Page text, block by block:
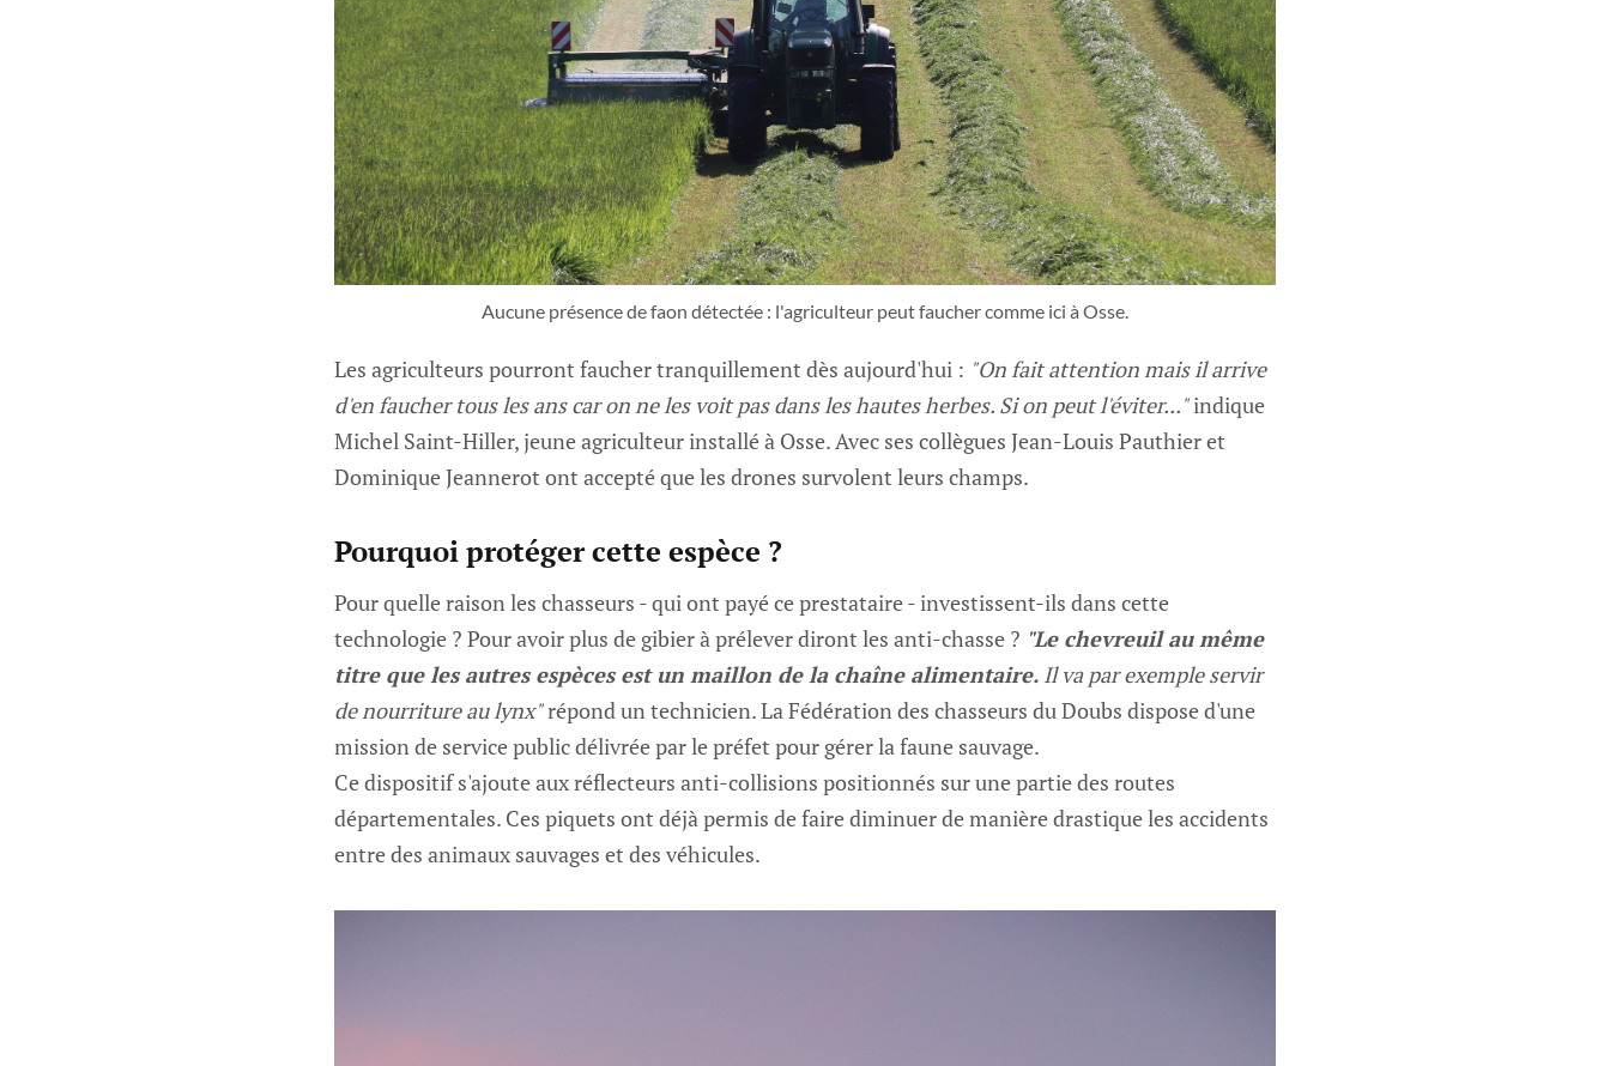
Aucune présence de faon détectée : l'agriculteur peut faucher comme ici à Osse.
Les agriculteurs pourront faucher tranquillement dès aujourd'hui : "On fait attention mais il arrive
d'en faucher tous les ans car on ne les voit pas dans les hautes herbes. Si on peut l'éviter..."indique
Michel Saint-Hiller, jeune agriculteur installé à Osse. Avec ses collègues Jean-Louis Pauthier et
Dominique Jeannerot ont accepté que les drones survolent leurs champs.
Pourquoi protéger cette espèce ?
Pour quelle raison les chasseurs - qui ont payé ce prestataire - investissent-ils dans cette
technologie ? Pour avoir plus de gibier à prélever diront les anti-chasse ? "Le chevreuil au même
titre que les autres espèces est un maillon de la chaîne alimentaire. Il va par exemple servir
de nourriture au lynx"répond un technicien. La Fédération des chasseurs du Doubs dispose d'une
mission de service public délivrée par le préfet pour gérer la faune sauvage.
Ce dispositif s'ajoute aux réflecteurs anti-collisions positionnés sur une partie des routes
départementales. Ces piquets ont déjà permis de faire diminuer de manière drastique les accidents
entre des animaux sauvages et des véhicules.